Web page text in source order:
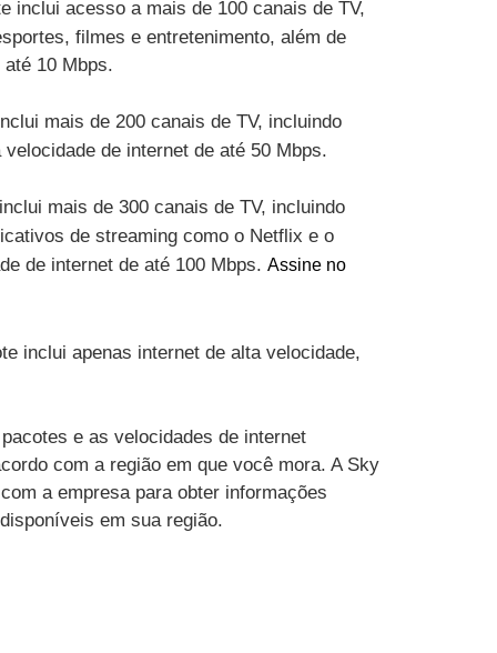
inclui acesso a mais de 100 canais de TV,
filmes e entretenimento, além de
10 Mbps.
mais de 200 canais de TV, incluindo
de internet de até 50 Mbps.
mais de 300 canais de TV, incluindo
de streaming como o Netflix e o
de internet de até 100 Mbps. Assine no
inclui apenas internet de alta velocidade,
e as velocidades de internet
com a região em que você mora. A Sky
a empresa para obter informações
em sua região.